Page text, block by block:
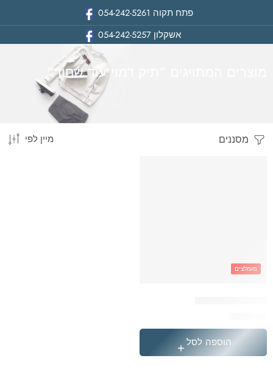
פתח תקוה 054-242-5261
אשקלון054-242-5257
מוצרים המתויגים “תיק דמוי עור שחור”
ביתמסננים מיין לפי
מומלצים
הוספה לסל